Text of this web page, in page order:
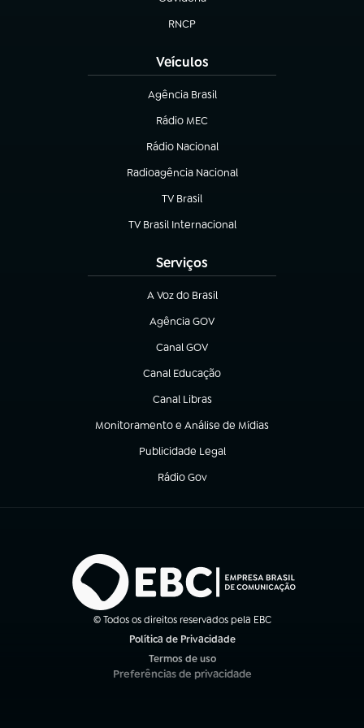
RNCP
(abre em nova aba)
Veículos
Agência Brasil
(abre em nova aba)
Rádio MEC
(abre em nova aba)
Rádio Nacional
Radioagência Nacional
(abre em nova aba)
TV Brasil
(abre em nova aba)
TV Brasil Internacional
(abre em nova aba)
Serviços
A Voz do Brasil
(abre em nova aba)
Agência GOV
(abre em nova aba)
Canal GOV
(abre em nova aba)
Canal Educação
(abre em nova aba)
Canal Libras
(abre em nova aba)
Monitoramento e Análise de Mídias
(abre em nova aba)
Publicidade Legal
(abre em nova aba)
Rádio Gov
(abre em nova aba)
© Todos os direitos reservados pela EBC
Política de Privacidade
Termos de uso
(abre em nova aba)
Preferências de privacidade